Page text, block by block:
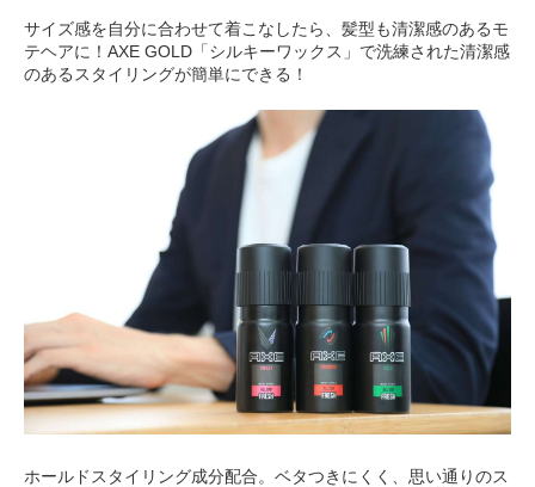
サイズ感を自分に合わせて着こなしたら、髪型も清潔感のあるモ
テヘアに！AXE GOLD「シルキーワックス」で洗練された清潔感
のあるスタイリングが簡単にできる！
ホールドスタイリング成分配合。ベタつきにくく、思い通りのス